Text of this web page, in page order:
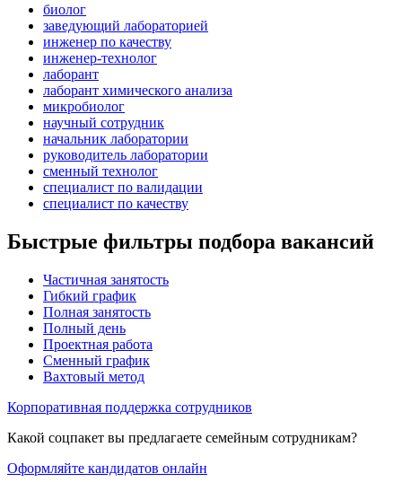
биолог
заведующий лабораторией
инженер по качеству
инженер-технолог
лаборант
лаборант химического анализа
микробиолог
научный сотрудник
начальник лаборатории
руководитель лаборатории
сменный технолог
специалист по валидации
специалист по качеству
Быстрые фильтры подбора вакансий
Частичная занятость
Гибкий график
Полная занятость
Полный день
Проектная работа
Сменный график
Вахтовый метод
Корпоративная поддержка сотрудников
Какой соцпакет вы предлагаете семейным сотрудникам?
Оформляйте кандидатов онлайн